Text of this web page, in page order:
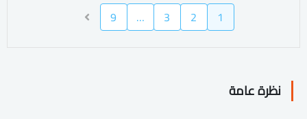
1
2
3
…
9
نظرة عامة